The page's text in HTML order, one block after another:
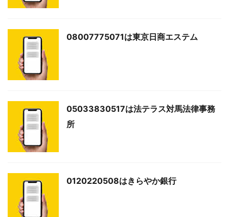
08007775071は東京日商エステム
05033830517は法テラス対馬法律事務
所
0120220508はきらやか銀行